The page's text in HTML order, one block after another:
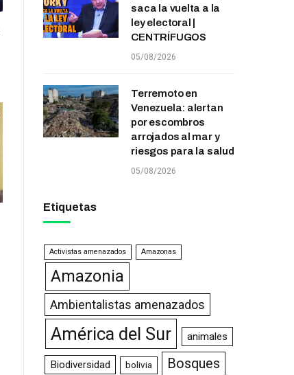
saca la vuelta a la
ley electoral |
CENTRÍFUGOS
05/08/2026
Terremoto en
Venezuela: alertan
por escombros
arrojados al mar y
riesgos para la salud
05/08/2026
Etiquetas
Activistas amenazados Amazonas
Amazonia
Ambientalistas amenazados
América del Sur animales
Biodiversidad bolivia Bosques